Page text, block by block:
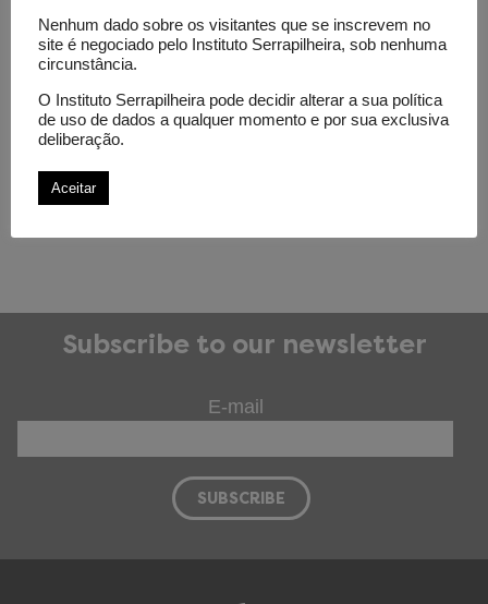
scientists with experience in communicating their
research results to society, in an open dialogue
with the public. The event took place in August
2018, at Unicamp.
Amount invested
Grant 2018: R$ 12.000,00
Subscribe to our newsletter
E-mail
Nenhum dado sobre os visitantes que se inscrevem no
site é negociado pelo Instituto Serrapilheira, sob nenhuma
circunstância.
O Instituto Serrapilheira pode decidir alterar a sua política
de uso de dados a qualquer momento e por sua exclusiva
deliberação.
Aceitar